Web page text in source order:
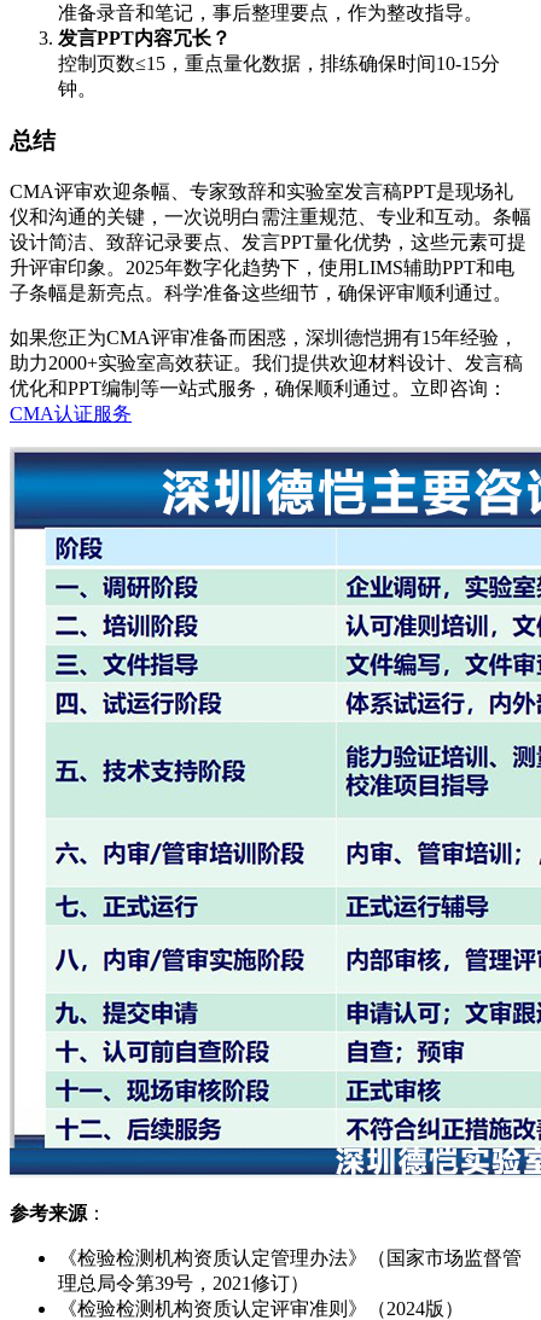
准备录音和笔记，事后整理要点，作为整改指导。
发言PPT内容冗长？
控制页数≤15，重点量化数据，排练确保时间10-15分
钟。
总结
CMA评审欢迎条幅、专家致辞和实验室发言稿PPT是现场礼
仪和沟通的关键，一次说明白需注重规范、专业和互动。条幅
设计简洁、致辞记录要点、发言PPT量化优势，这些元素可提
升评审印象。2025年数字化趋势下，使用LIMS辅助PPT和电
子条幅是新亮点。科学准备这些细节，确保评审顺利通过。
如果您正为CMA评审准备而困惑，深圳德恺拥有15年经验，
助力2000+实验室高效获证。我们提供欢迎材料设计、发言稿
优化和PPT编制等一站式服务，确保顺利通过。立即咨询：
CMA认证服务
参考来源 ：
《检验检测机构资质认定管理办法》（国家市场监督管
理总局令第39号，2021修订）
《检验检测机构资质认定评审准则》（2024版）